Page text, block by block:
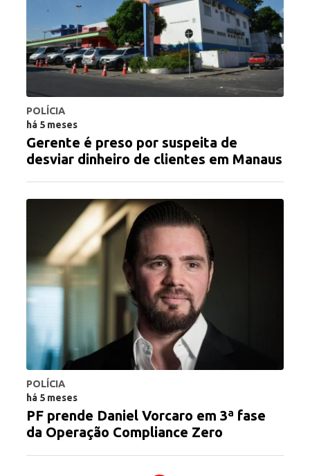
POLÍCIA
há 5 meses
Gerente é preso por suspeita de
desviar dinheiro de clientes em Manaus
POLÍCIA
há 5 meses
PF prende Daniel Vorcaro em 3ª fase
da Operação Compliance Zero